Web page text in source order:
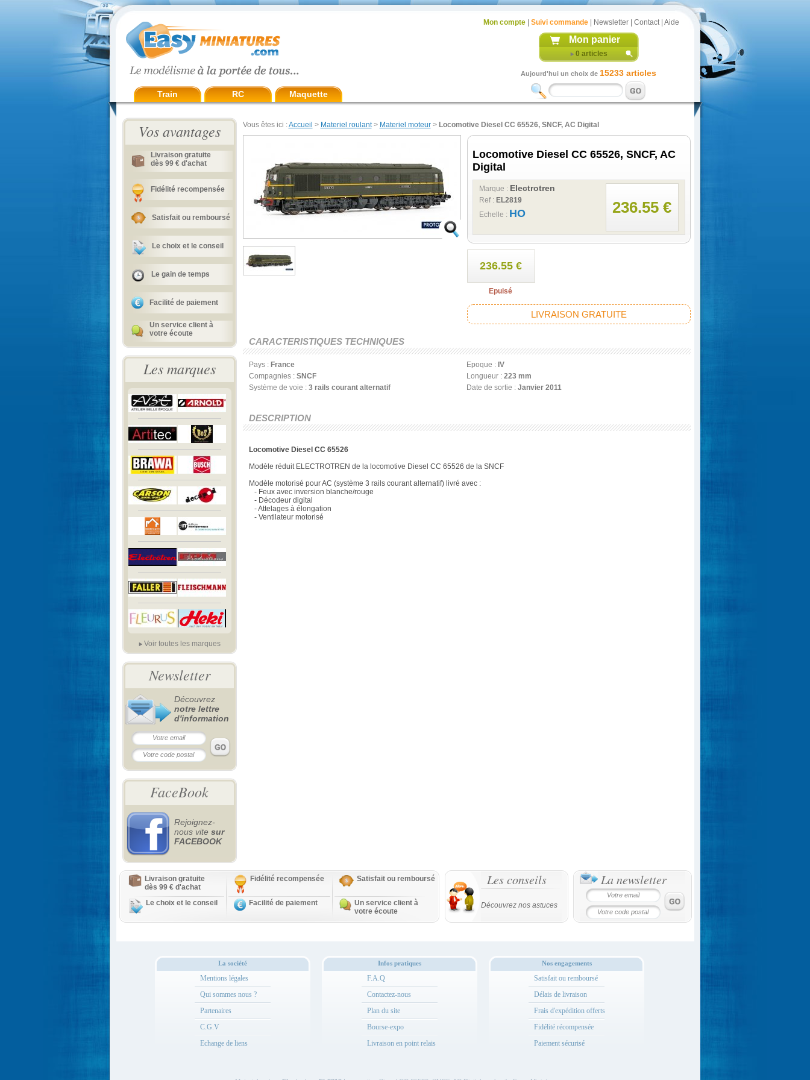
Train RC Maquette
Mon compte| Suivi commande| Newsletter| Contact| Aide
Mon panier
0 articles
Aujourd'hui un choix de 15233 articles
Vos avantages
Livraison gratuite
dès 99 € d'achat
Fidélité recompensée
Satisfait ou remboursé
Le choix et le conseil
Le gain de temps
Facilité de paiement
Un service client à
votre écoute
Les marques
Voir toutes les marques
Newsletter
Découvrez
notre lettre
d'information
FaceBook
Rejoignez-
nous vite sur
FACEBOOK
Vous êtes ici :Accueil > Materiel roulant> Materiel moteur> Locomotive Diesel CC 65526, SNCF, AC Digital
Locomotive Diesel CC 65526, SNCF, AC
Digital
Marque : Electrotren
Ref : EL2819
Echelle : HO 236.55 €
236.55 €
Epuisé
LIVRAISON GRATUITE
CARACTERISTIQUES TECHNIQUES
Pays : France Epoque : IV
Compagnies : SNCF Longueur : 223 mm
Système de voie : 3 rails courant alternatif Date de sortie : Janvier 2011
DESCRIPTION
Locomotive Diesel CC 65526
Modèle réduit ELECTROTREN de la locomotive Diesel CC 65526 de la SNCF
Modèle motorisé pour AC (système 3 rails courant alternatif) livré avec :
- Feux avec inversion blanche/rouge
- Décodeur digital
- Attelages à élongation
- Ventilateur motorisé
Livraison gratuite
dès 99 € d'achat
Fidélité recompensée Satisfait ou remboursé
Le choix et le conseil Facilité de paiement
Un service client à
votre écoute
Les conseils
Découvrez nos astuces
La newsletter
La société
Mentions légales
Qui sommes nous ?
Partenaires
C.G.V
Echange de liens
Infos pratiques
F.A.Q
Contactez-nous
Plan du site
Bourse-expo
Livraison en point relais
Nos engagements
Satisfait ou remboursé
Délais de livraison
Frais d'expédition offerts
Fidélité récompensée
Paiement sécurisé